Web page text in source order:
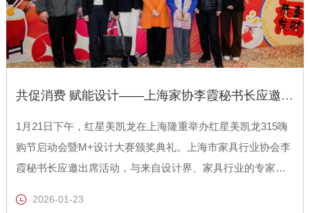
共促消费 赋能设计——上海家协李霞秘书长应邀出席红星美凯龙315嗨购节启动会暨M+设计大赛颁奖典礼
1月21日下午，红星美凯龙在上海隆重举办红星美凯龙315嗨
购节启动会暨M+设计大赛颁奖典礼。上海市家具行业协会李
霞秘书长应邀出席活动，与来自设计界、家具行业的专家、
2026-01-23